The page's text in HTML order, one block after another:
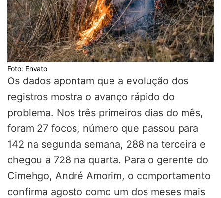
Foto: Envato
Os dados apontam que a evolução dos
registros mostra o avanço rápido do
problema. Nos três primeiros dias do mês,
foram 27 focos, número que passou para
142 na segunda semana, 288 na terceira e
chegou a 728 na quarta. Para o gerente do
Cimehgo, André Amorim, o comportamento
confirma agosto como um dos meses mais